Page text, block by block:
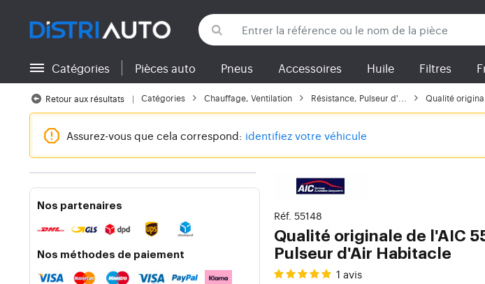
Retour aux catégories
Catégories Pièces auto Pneus Accessoires Huile Filtres
Retour aux résultats Catégories Chauffage, Ventilation Résistance, Pulseur d'... Qualité
Assurez-vous que cela correspond: identifiez votre véhicule
Nos partenaires
Nos méthodes de paiement
Réf. 55148
Qualité originale de l'AIC
Pulseur d'Air Habitacle
1 avis